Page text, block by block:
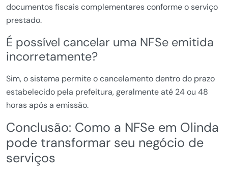
documentos fiscais complementares conforme o serviço
prestado.
É possível cancelar uma NFSe emitida
incorretamente?
Sim, o sistema permite o cancelamento dentro do prazo
estabelecido pela prefeitura, geralmente até 24 ou 48
horas após a emissão.
Conclusão: Como a NFSe em Olinda
pode transformar seu negócio de
serviços